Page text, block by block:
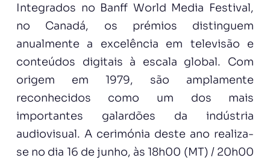
Integrados no Banff World Media Festival,
no Canadá, os prémios distinguem
anualmente a excelência em televisão e
conteúdos digitais à escala global. Com
origem em 1979, são amplamente
reconhecidos como um dos mais
importantes galardões da indústria
audiovisual. A cerimónia deste ano realiza-
se no dia 16 de junho, às 18h00 (MT) / 20h00